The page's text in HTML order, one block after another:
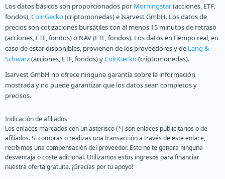
Los datos básicos son proporcionados por Morningstar(acciones, ETF,
fondos),CoinGecko(criptomonedas) e Isarvest GmbH. Los datos de
precios son cotizaciones bursátiles con al menos 15 minutos de retraso
(acciones, ETF, fondos) o NAV (ETF, fondos). Los datos en tiempo real, en
caso de estar disponibles, provienen de los proveedores y de Lang &
Schwarz(acciones, ETF, fondos) yCoinGecko(criptomonedas).
Isarvest GmbH no ofrece ninguna garantía sobre la información
mostrada y no puede garantizar que los datos sean completos y
precisos.
Indicación de afiliados
Los enlaces marcados con un asterisco (*) son enlaces publicitarios o de
afiliados. Si compras o realizas una transacción a través de este enlace,
recibimos una compensación del proveedor. Esto no te genera ninguna
desventaja o coste adicional. Utilizamos estos ingresos para financiar
nuestra oferta gratuita. ¡Gracias por tu apoyo!